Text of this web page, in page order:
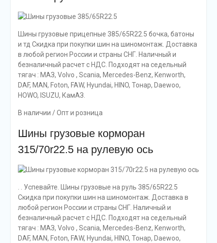
Шины грузовые прицепные 385/65R22.5 бочка, батоны
и тд Скидка при покупки шин на шиномонтаж. Доставка
в любой регион России и страны СНГ. Наличный и
безналичный расчет с НДС. Подходят на седельный
тягач : МАЗ, Volvo , Scania, Mercedes-Benz, Kenworth,
DAF, MAN, Foton, FAW, Hyundai, HINO, Тонар, Daewoo,
HOWO, ISUZU, КамАЗ.
В наличии / Опт и розница
Шины грузовые корморан
315/70r22.5 на рулевую ось
. . Успевайте. Шины грузовые на руль 385/65R22.5
Скидка при покупки шин на шиномонтаж. Доставка в
любой регион России и страны СНГ. Наличный и
безналичный расчет с НДС. Подходят на седельный
тягач : МАЗ, Volvo , Scania, Mercedes-Benz, Kenworth,
DAF, MAN, Foton, FAW, Hyundai, HINO, Тонар, Daewoo,